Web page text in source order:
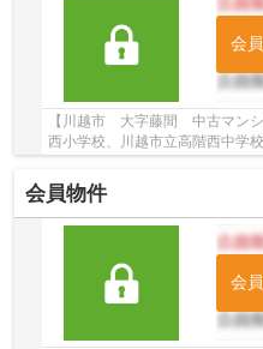
会
【川越市 大字藤間 中古マン
西小学校、川越市立高階西中学
会員物件
会